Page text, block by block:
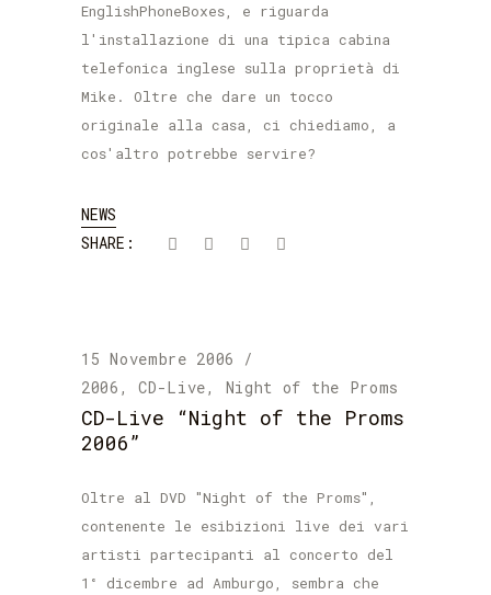
EnglishPhoneBoxes, e riguarda
l'installazione di una tipica cabina
telefonica inglese sulla proprietà di
Mike. Oltre che dare un tocco
originale alla casa, ci chiediamo, a
cos'altro potrebbe servire?
NEWS
SHARE:
15 Novembre 2006
2006 ,CD-Live, Night of the Proms
CD-Live “Night of the Proms
2006”
Oltre al DVD "Night of the Proms",
contenente le esibizioni live dei vari
artisti partecipanti al concerto del
1° dicembre ad Amburgo, sembra che